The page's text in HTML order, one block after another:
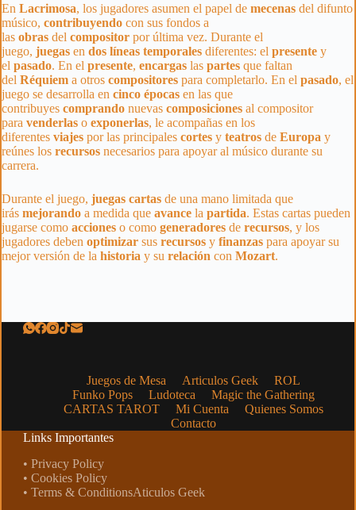
En Lacrimosa, los jugadores asumen el papel de mecenas del difunto
músico, contribuyendo con sus fondos a
las obras del compositor por última vez. Durante el
juego, juegas en dos líneas temporales diferentes: el presente y
el pasado. En el presente, encargas las partes que faltan
del Réquiem a otros compositores para completarlo. En el pasado, el
juego se desarrolla en cinco épocas en las que
contribuyes comprando nuevas composiciones al compositor
para venderlas o exponerlas, le acompañas en los
diferentes viajes por las principales cortes y teatros de Europa y
reúnes los recursos necesarios para apoyar al músico durante su
carrera.
Durante el juego, juegas cartas de una mano limitada que
irás mejorando a medida que avance la partida. Estas cartas pueden
jugarse como acciones o como generadores de recursos, y los
jugadores deben optimizar sus recursos y finanzas para apoyar su
mejor versión de la historia y su relación con Mozart.
Juegos de Mesa Articulos Geek
ROL
Funko Pops
Ludoteca
Magic the Gathering
CARTAS TAROT
Mi Cuenta
Quienes Somos
Contacto
Links Importantes
• Privacy Policy
• Cookies Policy
• Terms & ConditionsAticulos Geek